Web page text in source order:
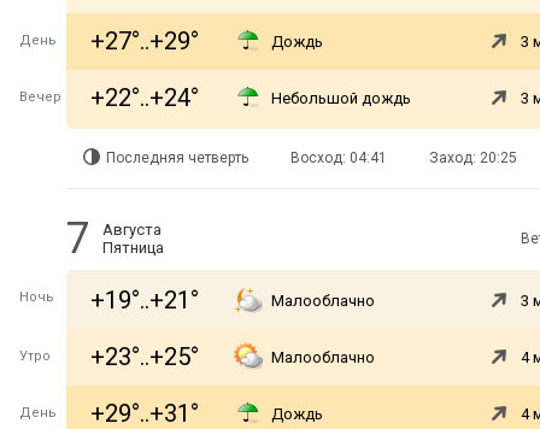
День +27°..+29° Дождь 3
Вечер +22°..+24° Небольшой дождь 3
Последняя четверть Восход: 04:41 Заход: 20:25
7
Августа
Пятница
Ночь +19°..+21° Малооблачно 3
Утро +23°..+25° Малооблачно 4
День +29°..+31° Дождь 4